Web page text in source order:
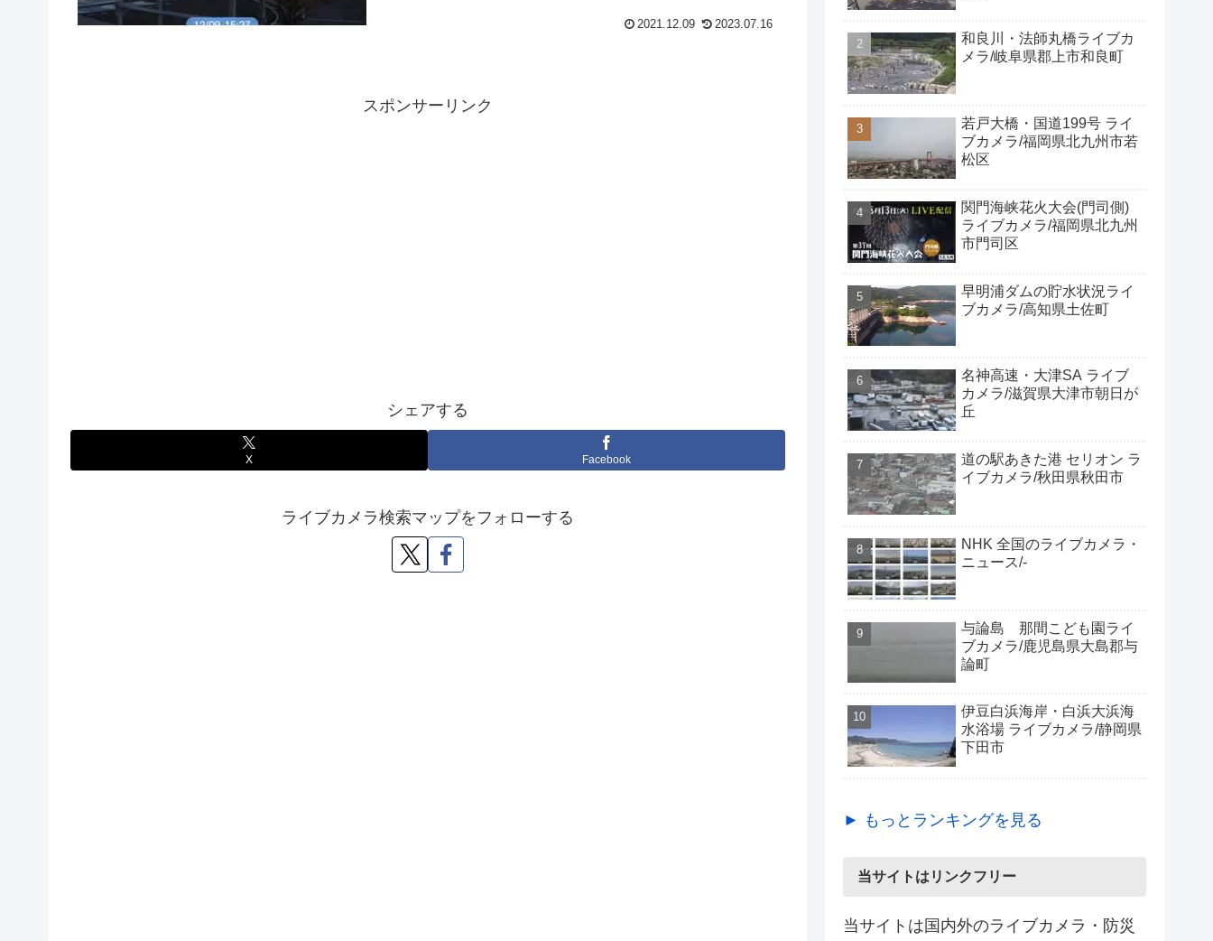
2021.12.09 2023.07.16
スポンサーリンク
シェアする
X Facebook
ライブカメラ検索マップをフォローする
和良川・法師丸橋ライブカ
メラ/岐阜県郡上市和良町
若戸大橋・国道199号 ライ
ブカメラ/福岡県北九州市若
松区
関門海峡花火大会(門司側)
ライブカメラ/福岡県北九州
市門司区
早明浦ダムの貯水状況ライ
ブカメラ/高知県土佐町
名神高速・大津SA ライブ
カメラ/滋賀県大津市朝日が
丘
道の駅あきた港 セリオン ラ
イブカメラ/秋田県秋田市
NHK 全国のライブカメラ・
ニュース/-
与論島 那間こども園ライ
ブカメラ/鹿児島県大島郡与
論町
伊豆白浜海岸・白浜大浜海
水浴場 ライブカメラ/静岡県
下田市
► もっとランキングを見る
当サイトはリンクフリー
当サイトは国内外のライブカメラ・防災